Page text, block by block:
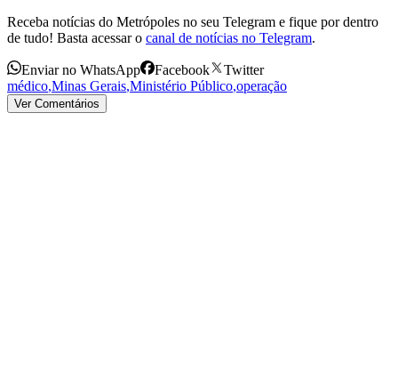
Receba notícias do Metrópoles no seu Telegram e fique por dentro
de tudo! Basta acessar o canal de notícias no Telegram.
Enviar no WhatsApp Facebook
Twitter
médico,Minas Gerais,Ministério Público,operação
Ver Comentários